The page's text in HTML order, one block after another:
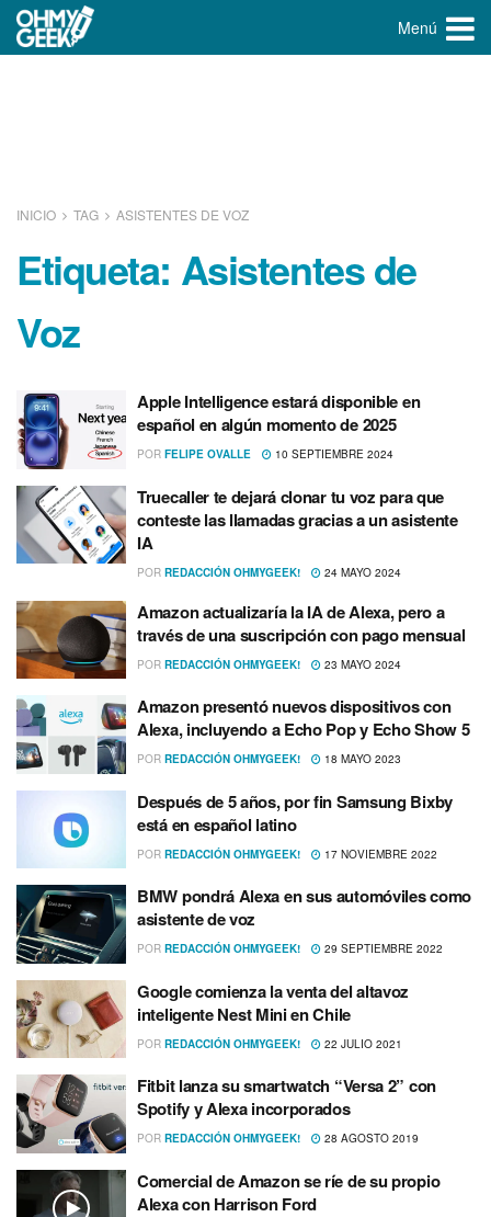
Menú
INICIO TAG ASISTENTES DE VOZ
Etiqueta: Asistentes de
Voz
Apple Intelligence estará disponible en
español en algún momento de 2025
POR FELIPE OVALLE 10 SEPTIEMBRE 2024
Truecaller te dejará clonar tu voz para que
conteste las llamadas gracias a un asistente
IA
POR REDACCIÓN OHMYGEEK! 24 MAYO 2024
Amazon actualizaría la IA de Alexa, pero a
través de una suscripción con pago mensual
POR REDACCIÓN OHMYGEEK! 23 MAYO 2024
Amazon presentó nuevos dispositivos con
Alexa, incluyendo a Echo Pop y Echo Show 5
POR REDACCIÓN OHMYGEEK! 18 MAYO 2023
Después de 5 años, por fin Samsung Bixby
está en español latino
POR REDACCIÓN OHMYGEEK! 17 NOVIEMBRE 2022
BMW pondrá Alexa en sus automóviles como
asistente de voz
POR REDACCIÓN OHMYGEEK! 29 SEPTIEMBRE 2022
Google comienza la venta del altavoz
inteligente Nest Mini en Chile
POR REDACCIÓN OHMYGEEK! 22 JULIO 2021
Fitbit lanza su smartwatch “Versa 2” con
Spotify y Alexa incorporados
POR REDACCIÓN OHMYGEEK! 28 AGOSTO 2019
Comercial de Amazon se rí­e de su propio
Alexa con Harrison Ford